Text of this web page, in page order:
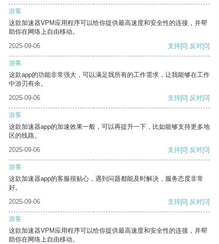
游客
这款加速器VPM应用程序可以给你提供最高速度和安全性的连接，并帮
助你在网络上自由移动。
2025-09-06
支持[0] 反对[0]
游客
这款app的功能非常强大，可以满足我所有的工作需求，让我能够在工作
中游刃有余。
2025-09-06
支持[0] 反对[0]
游客
这款加速器app的加速效果一般，可以再提升一下，比如能够支持更多地
区的线路。
2025-09-06
支持[0] 反对[0]
游客
这款加速器app的客服很贴心，遇到问题都能及时解决，服务态度非常
好。
2025-09-06
支持[0] 反对[0]
游客
这款加速器VPM应用程序可以给你提供最高速度和安全性的连接，并帮
助你在网络上自由移动。